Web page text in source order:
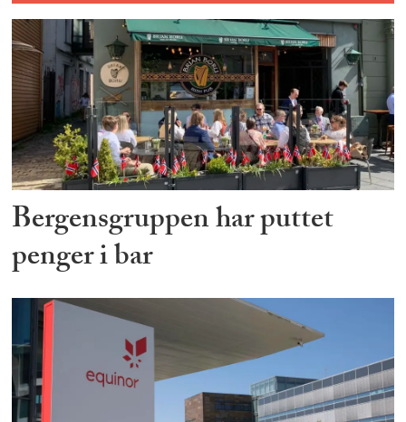
Bergensgruppen har puttet
penger i bar